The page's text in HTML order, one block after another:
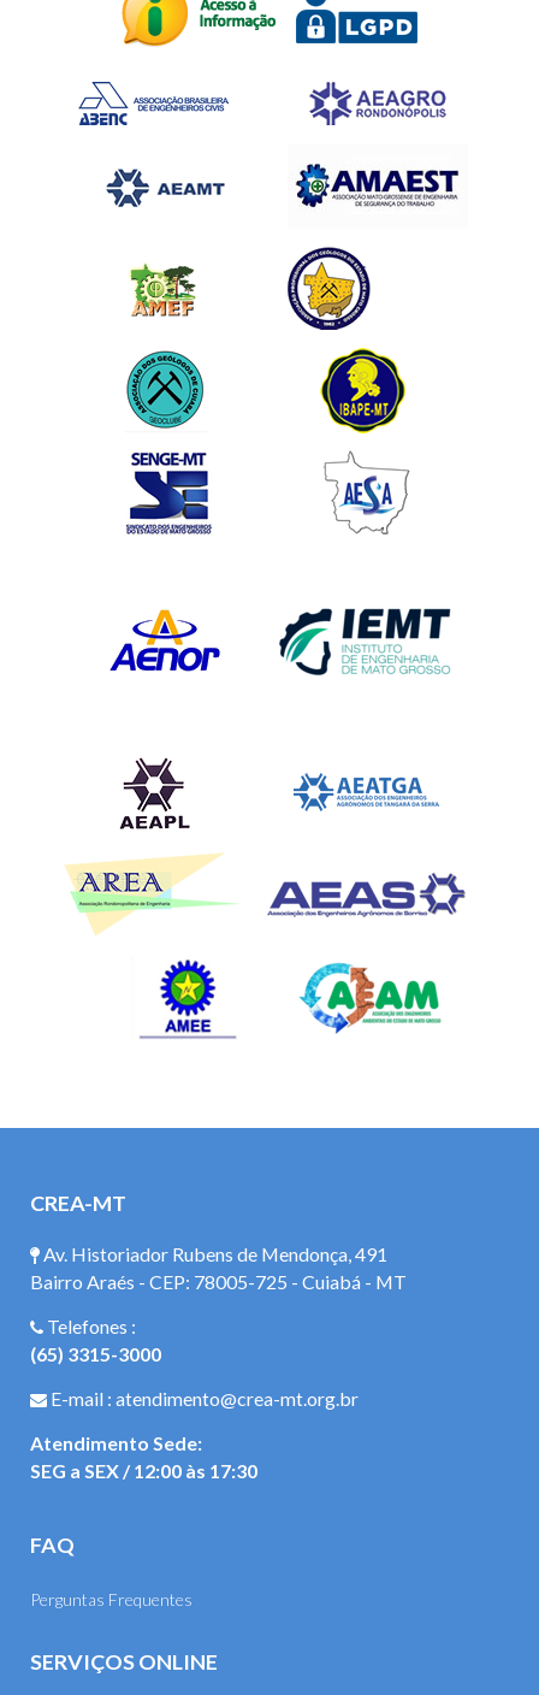
CREA-MT
Av. Historiador Rubens de Mendonça, 491
Bairro Araés - CEP: 78005-725 - Cuiabá - MT
Telefones :
(65) 3315-3000
E-mail : atendimento@crea-mt.org.br
Atendimento Sede:
SEG a SEX / 12:00 às 17:30
FAQ
Perguntas Frequentes
SERVIÇOS ONLINE